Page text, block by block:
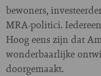
bewoners,
MRA-politici.
Hoog eens zijn dat
wonderbaarlijke
doorgemaakt.